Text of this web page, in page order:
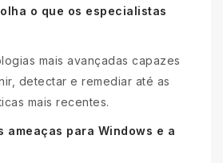
o que os especialistas
mais avançadas capazes
detectar e remediar até as
mais recentes.
ameaças para Windows e a